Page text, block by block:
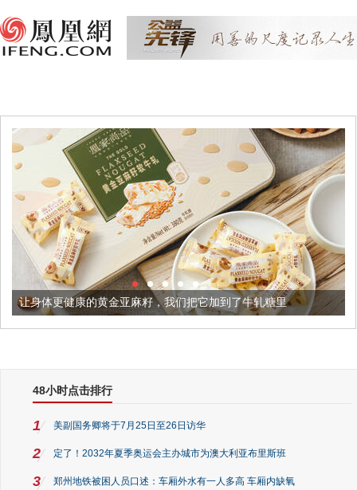
让身体更健康的黄金亚麻籽，我们把它加到了牛轧糖里
48小时点击排行
1 美副国务卿将于7月25日至26日访华
2 定了！2032年夏季奥运会主办城市为澳大利亚布里斯班
3 郑州地铁被困人员口述：车厢外水有一人多高 车厢内缺氧